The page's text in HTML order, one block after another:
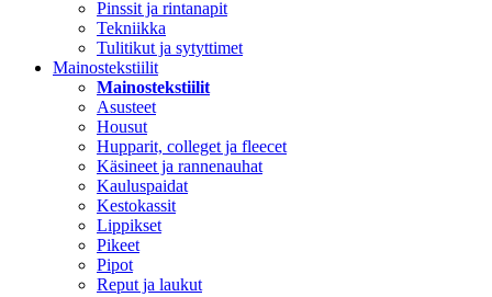
Pinssit ja rintanapit
Tekniikka
Tulitikut ja sytyttimet
Mainostekstiilit
Mainostekstiilit
Asusteet
Housut
Hupparit, colleget ja fleecet
Käsineet ja rannenauhat
Kauluspaidat
Kestokassit
Lippikset
Pikeet
Pipot
Reput ja laukut